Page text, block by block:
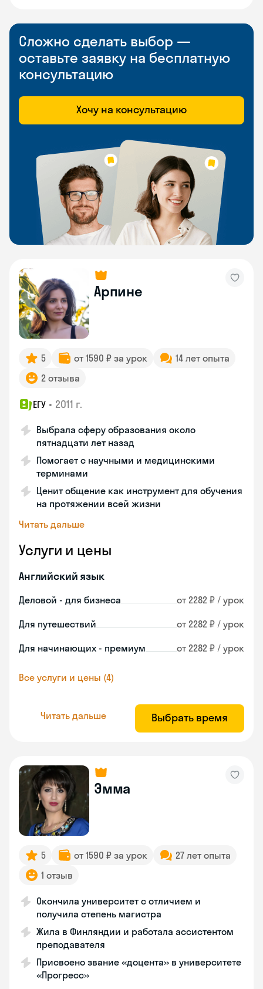
Сложно сделать выбор —
оставьте заявку на бесплатную
консультацию
Хочу на консультацию
Арпине
5 от 1590 ₽ за урок
14 лет опыта
2 отзыва
ЕГУ • 2011 г.
Выбрала сферу образования около
пятнадцати лет назад
Помогает с научными и медицинскими
терминами
Ценит общение как инструмент для обучения
на протяжении всей жизни
Читать дальше
Услуги и цены
Английский язык
Деловой - для бизнеса от 2282 ₽ / урок
Для путешествий от 2282 ₽ / урок
Для начинающих - премиум от 2282 ₽ / урок
Все услуги и цены (4)
Читать дальше Выбрать время
Эмма
5 от 1590 ₽ за урок
27 лет опыта
1 отзыв
Окончила университет с отличием и
получила степень магистра
Жила в Финляндии и работала ассистентом
преподавателя
Присвоено звание «доцента» в университете
«Прогресс»